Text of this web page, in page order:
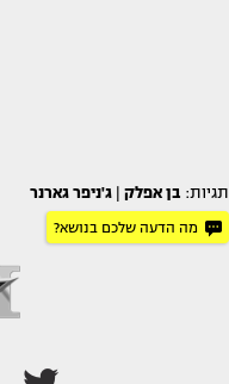
תגיות: בן אפלק ג'ניפר גארנר
מה הדעה שלכם בנושא?